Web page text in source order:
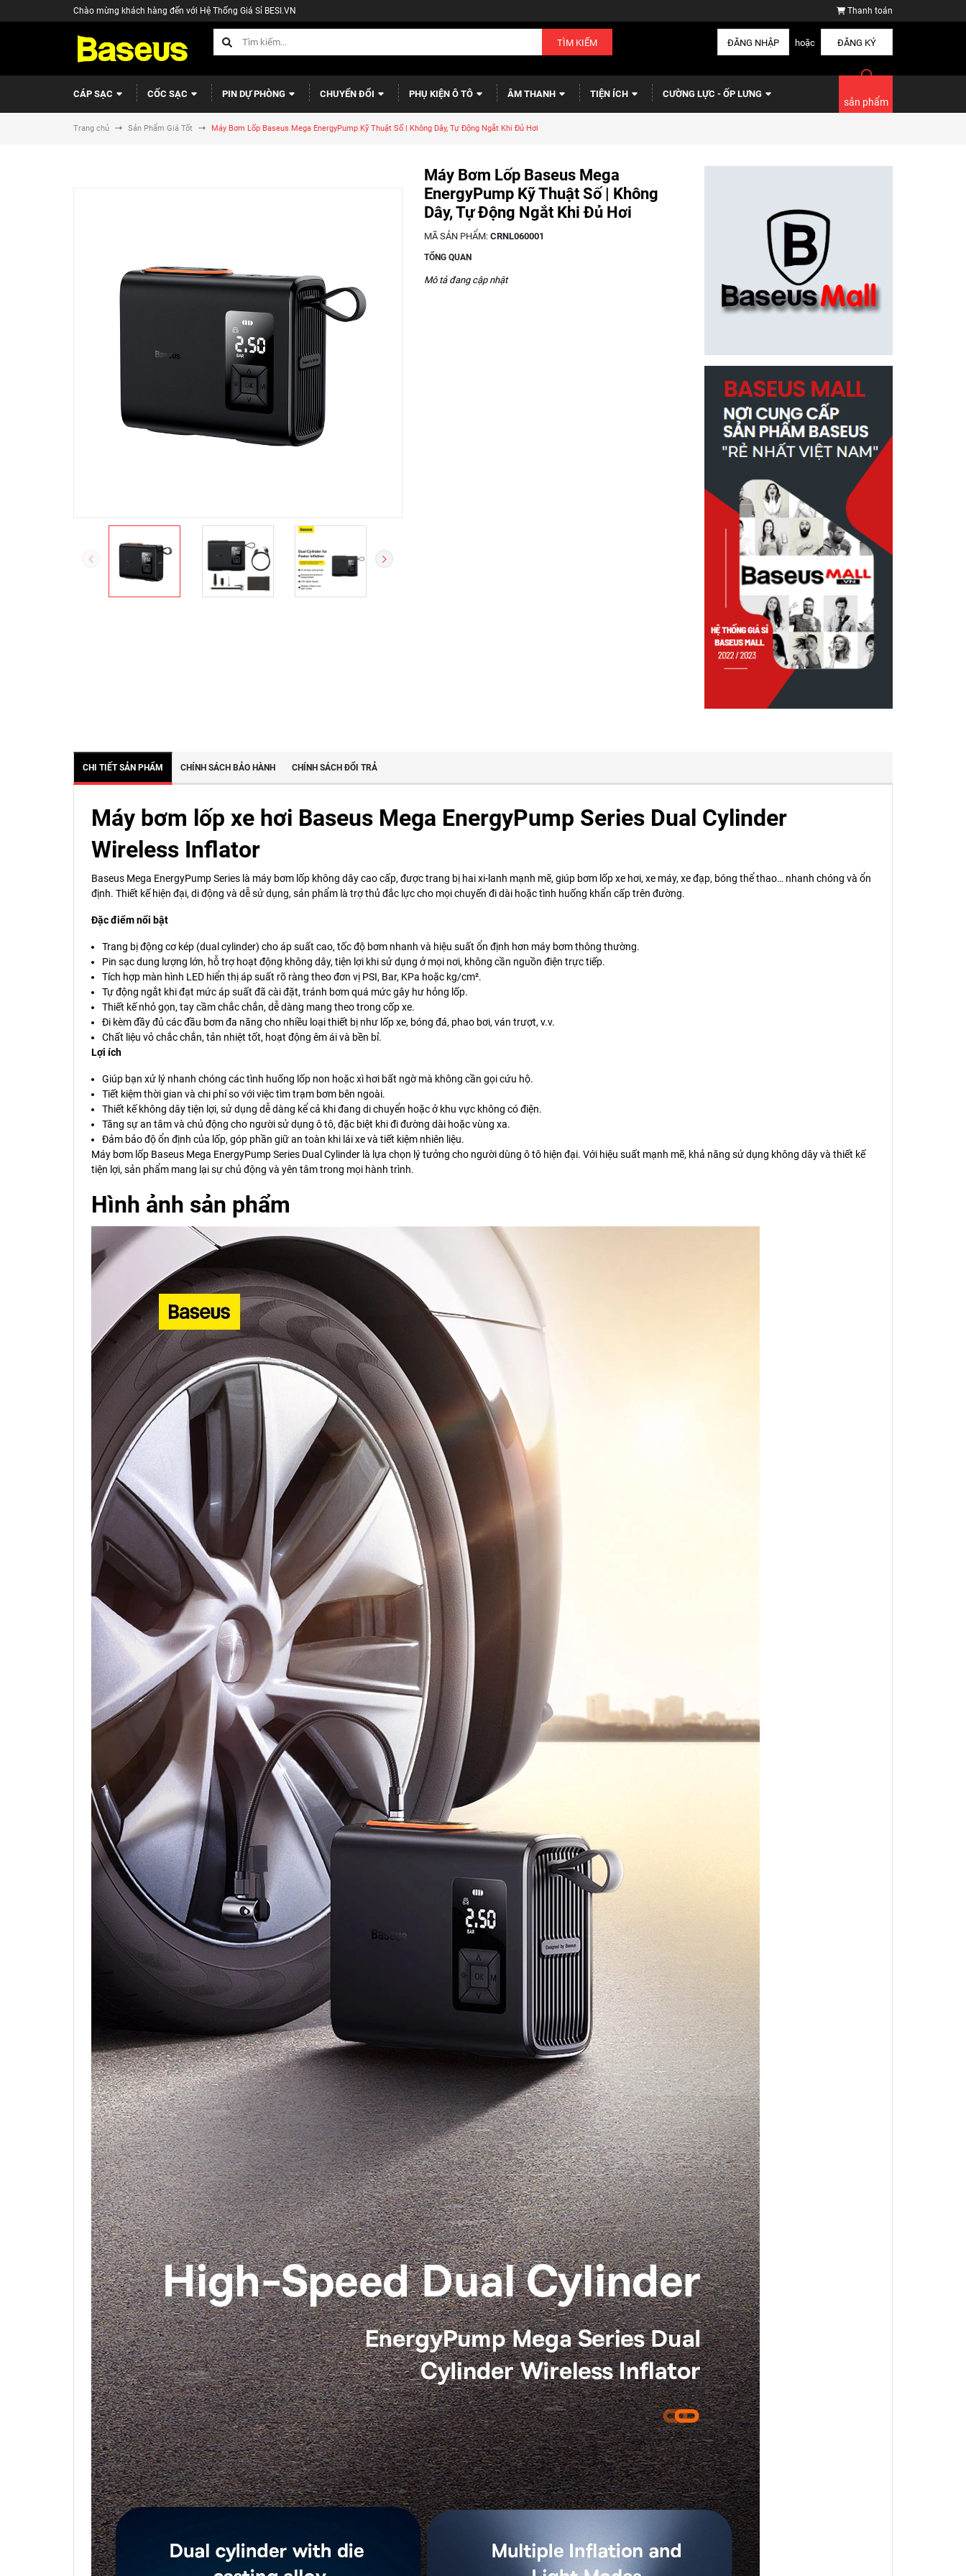
Chào mừng khách hàng đến với Hệ Thống Giá Sỉ BESI.VN Thanh toán
TÌM KIẾM ĐĂNG NHẬP hoặc ĐĂNG KÝ
CÁP SẠC CỐC SẠC PIN DỰ PHÒNG CHUYỂN ĐỔI PHỤ KIỆN Ô TÔ ÂM THANH TIỆN ÍCH CƯỜNG LỰC - ỐP LƯNG
sản phẩm
Trang chủ Sản Phẩm Giá Tốt Máy Bơm Lốp Baseus Mega EnergyPump Kỹ Thuật Số | Không Dây, Tự Động Ngắt Khi Đủ Hơi
Máy Bơm Lốp Baseus Mega
EnergyPump Kỹ Thuật Số | Không
Dây, Tự Động Ngắt Khi Đủ Hơi
MÃ SẢN PHẨM: CRNL060001
TỔNG QUAN
Mô tả đang cập nhật
CHI TIẾT SẢN PHẨM CHÍNH SÁCH BẢO HÀNH CHÍNH SÁCH ĐỔI TRẢ
Máy bơm lốp xe hơi Baseus Mega EnergyPump Series Dual Cylinder
Wireless Inflator
Baseus Mega EnergyPump Series là máy bơm lốp không dây cao cấp, được trang bị hai xi-lanh mạnh mẽ, giúp bơm lốp xe hơi, xe máy, xe đạp, bóng thể thao… nhanh chóng và ổn
định. Thiết kế hiện đại, di động và dễ sử dụng, sản phẩm là trợ thủ đắc lực cho mọi chuyến đi dài hoặc tình huống khẩn cấp trên đường.
Đặc điểm nổi bật
Trang bị động cơ kép (dual cylinder) cho áp suất cao, tốc độ bơm nhanh và hiệu suất ổn định hơn máy bơm thông thường.
Pin sạc dung lượng lớn, hỗ trợ hoạt động không dây, tiện lợi khi sử dụng ở mọi nơi, không cần nguồn điện trực tiếp.
Tích hợp màn hình LED hiển thị áp suất rõ ràng theo đơn vị PSI, Bar, KPa hoặc kg/cm².
Tự động ngắt khi đạt mức áp suất đã cài đặt, tránh bơm quá mức gây hư hỏng lốp.
Thiết kế nhỏ gọn, tay cầm chắc chắn, dễ dàng mang theo trong cốp xe.
Đi kèm đầy đủ các đầu bơm đa năng cho nhiều loại thiết bị như lốp xe, bóng đá, phao bơi, ván trượt, v.v.
Chất liệu vỏ chắc chắn, tản nhiệt tốt, hoạt động êm ái và bền bỉ.
Lợi ích
Giúp bạn xử lý nhanh chóng các tình huống lốp non hoặc xì hơi bất ngờ mà không cần gọi cứu hộ.
Tiết kiệm thời gian và chi phí so với việc tìm trạm bơm bên ngoài.
Thiết kế không dây tiện lợi, sử dụng dễ dàng kể cả khi đang di chuyển hoặc ở khu vực không có điện.
Tăng sự an tâm và chủ động cho người sử dụng ô tô, đặc biệt khi đi đường dài hoặc vùng xa.
Đảm bảo độ ổn định của lốp, góp phần giữ an toàn khi lái xe và tiết kiệm nhiên liệu.
Máy bơm lốp Baseus Mega EnergyPump Series Dual Cylinder là lựa chọn lý tưởng cho người dùng ô tô hiện đại. Với hiệu suất mạnh mẽ, khả năng sử dụng không dây và thiết kế
tiện lợi, sản phẩm mang lại sự chủ động và yên tâm trong mọi hành trình.
Hình ảnh sản phẩm